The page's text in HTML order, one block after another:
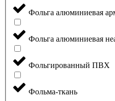
Фольга алюминиевая
Фольга алюминиевая
Фольгированный ПВХ
Фольма-ткань